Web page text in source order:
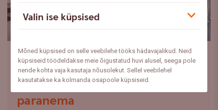
Valin ise küpsised
Mõned küpsised on selle veebilehe tööks hädavajalikud. Neid
küpsiseid töödeldakse meie õigustatud huvi alusel, seega pole
nende kohta vaja kasutaja nõusolekut. Sellel veebilehel
kasutatakse ka kolmanda osapoole küpsiseid.
Majanduskeskkond
Jaemüügimahtude kasvu
väljavaade peaks järgmisel aasta
paranema